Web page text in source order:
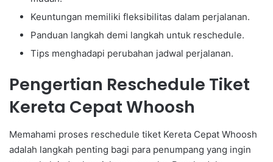
Keuntungan memiliki fleksibilitas dalam perjalanan.
Panduan langkah demi langkah untuk reschedule.
Tips menghadapi perubahan jadwal perjalanan.
Pengertian Reschedule Tiket
Kereta Cepat Whoosh
Memahami proses reschedule tiket Kereta Cepat Whoosh
adalah langkah penting bagi para penumpang yang ingin